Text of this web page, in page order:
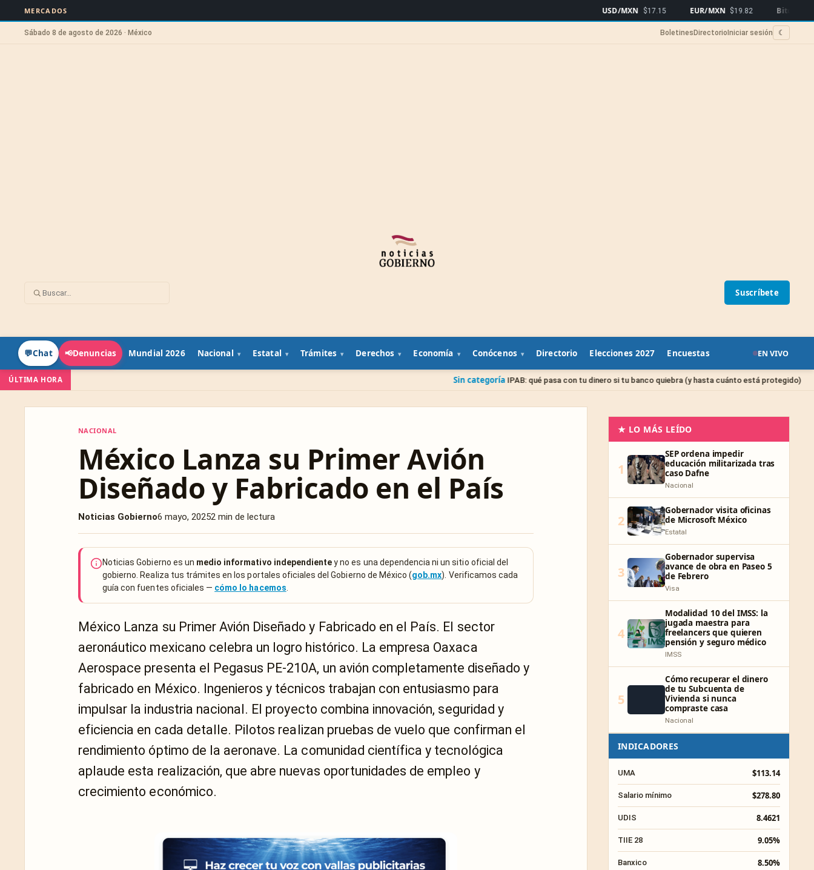
MERCADOS USD/MXN $17.15 EUR/MXN $19.82 Bitcoin $65,042
Sábado 8 de agosto de 2026 · México Boletines Directorio Iniciar sesión ☾
Suscríbete
💬Chat 📢Denuncias Mundial 2026 Nacional Estatal Trámites Derechos Economía Conócenos Directorio Elecciones 2027 Encuestas EN VIVO
ÚLTIMA HORA IPAB: qué pasa con tu dinero si tu banco quiebra (y hasta cuánto está protegido) Sin
NACIONAL
México Lanza su Primer Avión
Diseñado y Fabricado en el País
Noticias Gobierno6 mayo, 20252 min de lectura
Noticias Gobierno es un medio informativo independientey no es una dependencia ni un sitio oficial del
gobierno. Realiza tus trámites en los portales oficiales del Gobierno de México (gob.mx). Verificamos cada
guía con fuentes oficiales — cómo lo hacemos
México Lanza su Primer Avión Diseñado y Fabricado en el País. El sector
aeronáutico mexicano celebra un logro histórico. La empresa Oaxaca
Aerospace presenta el Pegasus PE-210A, un avión completamente diseñado y
fabricado en México. Ingenieros y técnicos trabajan con entusiasmo para
impulsar la industria nacional. El proyecto combina innovación, seguridad y
eficiencia en cada detalle. Pilotos realizan pruebas de vuelo que confirman el
rendimiento óptimo de la aeronave. La comunidad científica y tecnológica
aplaude esta realización, que abre nuevas oportunidades de empleo y
crecimiento económico.
★ LO MÁS LEÍDO
1
SEP ordena impedir
educación militarizada tras
caso Dafne
Nacional
2
Gobernador visita oficinas
de Microsoft México
Estatal
3
Gobernador supervisa
avance de obra en Paseo 5
de Febrero
Visa
4
Modalidad 10 del IMSS: la
jugada maestra para
freelancers que quieren
pensión y seguro médico
IMSS
5
Cómo recuperar el dinero
de tu Subcuenta de
Vivienda si nunca
compraste casa
Nacional
INDICADORES
UMA $113.14
Salario mínimo $278.80
UDIS 8.4621
TIIE 28 9.05%
Banxico 8.50%